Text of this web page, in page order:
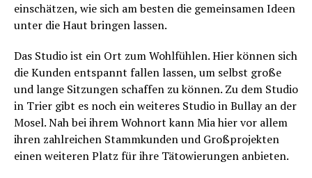
einschätzen, wie sich am besten die gemeinsamen Ideen
unter die Haut bringen lassen.
Das Studio ist ein Ort zum Wohlfühlen. Hier können sich
die Kunden entspannt fallen lassen, um selbst große
und lange Sitzungen schaffen zu können. Zu dem Studio
in Trier gibt es noch ein weiteres Studio in Bullay an der
Mosel. Nah bei ihrem Wohnort kann Mia hier vor allem
ihren zahlreichen Stammkunden und Großprojekten
einen weiteren Platz für ihre Tätowierungen anbieten.